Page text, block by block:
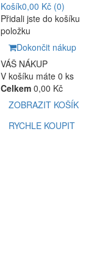
Košík0,00 Kč (0)
Přidali jste do košíku
položku
Dokončit nákup
VÁŠ NÁKUP
V košíku máte 0 ks
Celkem 0,00 Kč
ZOBRAZIT KOŠÍK
RYCHLE KOUPIT